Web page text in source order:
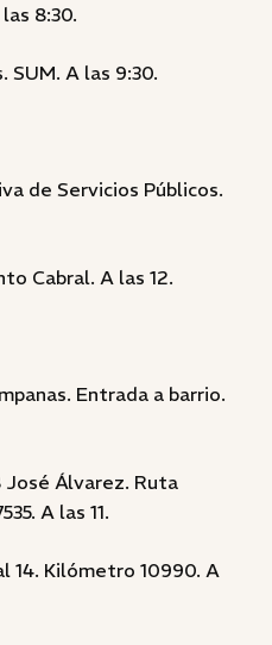
8:30.
SUM. A las 9:30.
de Servicios Públicos.
Cabral. A las 12.
Entrada a barrio.
José Álvarez. Ruta
A las 11.
14. Kilómetro 10990. A